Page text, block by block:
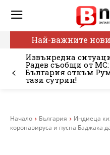
Най-важните
Извънредна
Радев съобщи от
България откъм
тази сутрин!
Начало България
Индиеца
коронавируса и пусна Баджака